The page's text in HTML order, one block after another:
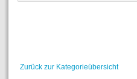
Zurück zur Kategorieübersicht